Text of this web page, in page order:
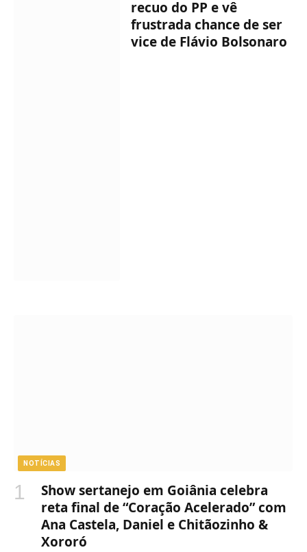
recuo do PP e vê
frustrada chance de ser
vice de Flávio Bolsonaro
NOTÍCIAS
Show sertanejo em Goiânia celebra
reta final de “Coração Acelerado” com
Ana Castela, Daniel e Chitãozinho &
Xororó